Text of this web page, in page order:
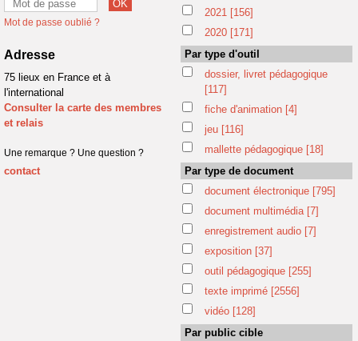
Mot de passe oublié ?
Adresse
75 lieux en France et à
l'international
Consulter la carte des membres
et relais
Une remarque ? Une question ?
contact
2021 [156]
2020 [171]
Par type d'outil
dossier, livret pédagogique
[117]
fiche d'animation [4]
jeu [116]
mallette pédagogique [18]
Par type de document
document électronique [795]
document multimédia [7]
enregistrement audio [7]
exposition [37]
outil pédagogique [255]
texte imprimé [2556]
vidéo [128]
Par public cible